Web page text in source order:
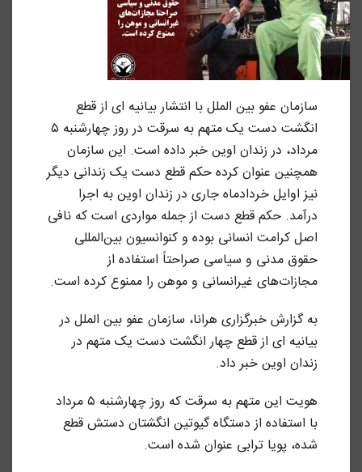
سازمان عفو بین الملل با انتشار بیانیه‌ ای از قطع
انگشت دست یک متهم به سرقت در روز چهارشنبه ۵
مرداد، در زندان اوین خبر داده است. این سازمان
همچنین عنوان کرده حکم قطع دست یک زندانی دیگر
نیز اوایل خردادماه جاری در زندان اوین به اجرا
درآمد. حکم قطع دست از جمله مواردی است که نافی
اصل کرامت انسانی بوده و کنوانسیون بین‌المللی
حقوق مدنی و سیاسی صراحتاً استفاده از
مجازات‌های غیر‌انسانی و موهن را ممنوع کرده است.
به گزارش خبرگزاری هرانا، سازمان عفو بین الملل در
بیانیه‌ ای از قطع چهار انگشت دست یک متهم در
زندان اوین خبر داد.
هویت این متهم به سرقت که روز چهارشنبه ۵ مرداد
با استفاده از دستگاه گیوتین انگشتان دستش قطع
شده، پویا ترابی عنوان شده است.